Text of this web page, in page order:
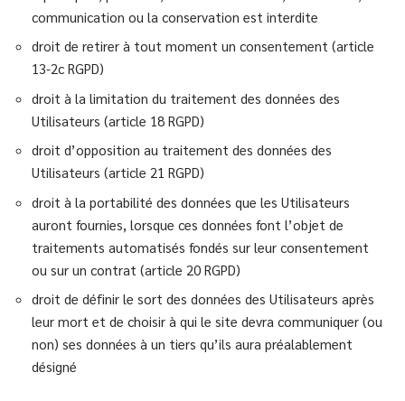
communication ou la conservation est interdite
droit de retirer à tout moment un consentement (article
13-2c RGPD)
droit à la limitation du traitement des données des
Utilisateurs (article 18 RGPD)
droit d’opposition au traitement des données des
Utilisateurs (article 21 RGPD)
droit à la portabilité des données que les Utilisateurs
auront fournies, lorsque ces données font l’objet de
traitements automatisés fondés sur leur consentement
ou sur un contrat (article 20 RGPD)
droit de définir le sort des données des Utilisateurs après
leur mort et de choisir à qui le site devra communiquer (ou
non) ses données à un tiers qu’ils aura préalablement
désigné